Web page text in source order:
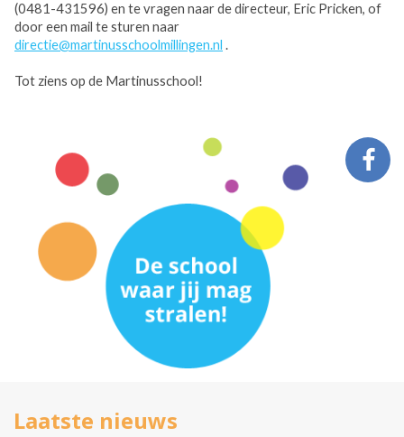
(0481-431596) en te vragen naar de directeur, Eric Pricken, of
door een mail te sturen naar
directie@martinusschoolmillingen.nl .
Tot ziens op de Martinusschool!
Laatste nieuws